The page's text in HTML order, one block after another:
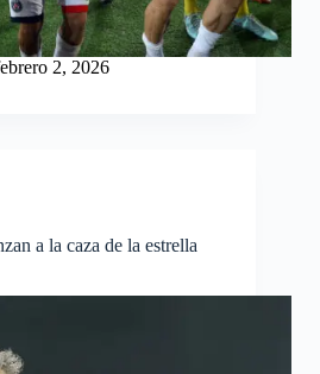
2, 2026
a la caza de la estrella